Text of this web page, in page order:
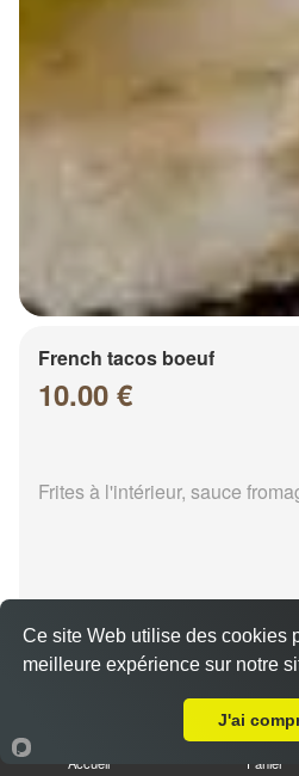
French tacos boeuf
10.00 €
Frites à l'intérieur, sauce
French tacos chicken
Accueil Panier
Ce site Web utilise des cookies
meilleure expérience sur notre
J'ai